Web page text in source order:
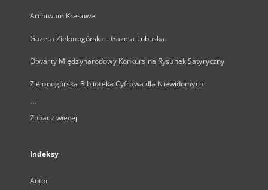
Archiwum Kresowe
Gazeta Zielonogórska - Gazeta Lubuska
Otwarty Międzynarodowy Konkurs na Rysunek Satyryczny
Zielonogórska Biblioteka Cyfrowa dla Niewidomych
...
Zobacz więcej
Indeksy
Autor